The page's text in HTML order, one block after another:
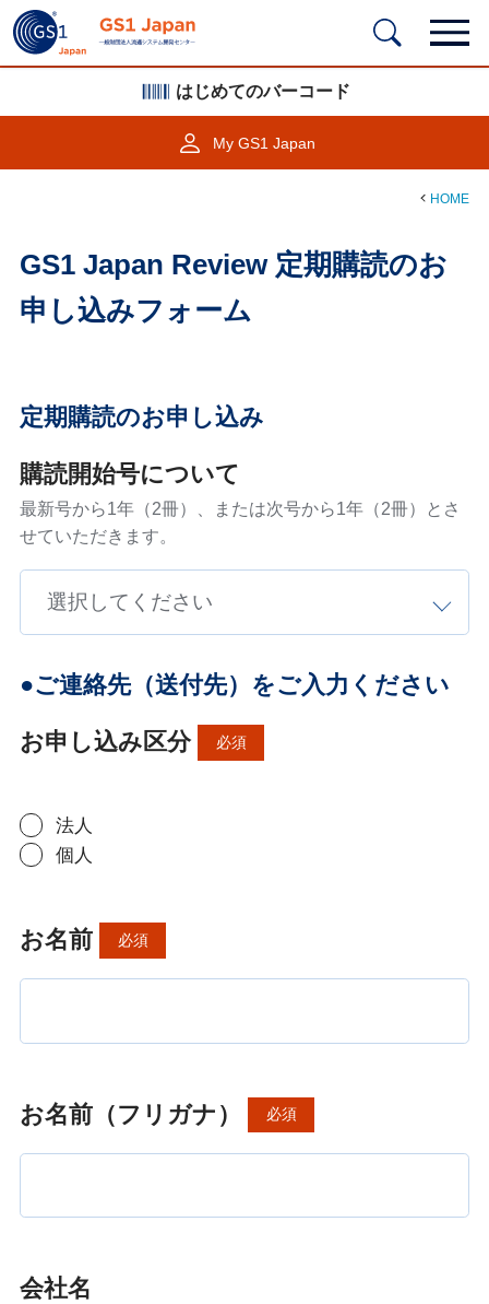
はじめてのバーコード
My GS1 Japan
HOME
GS1 Japan Review 定期購読のお
申し込みフォーム
定期購読のお申し込み
購読開始号について
最新号から1年（2冊）、または次号から1年（2冊）とさ
せていただきます。
●ご連絡先（送付先）をご入力ください
お申し込み区分 必須
法人
個人
お名前 必須
お名前（フリガナ） 必須
会社名